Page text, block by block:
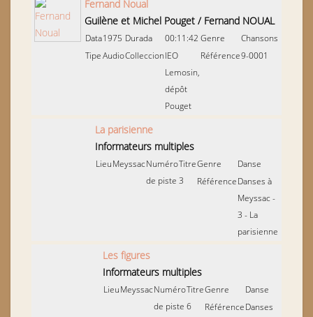
Fernand Noual
Guilène et Michel Pouget / Fernand NOUAL
Data1975
TipeAudio
Durada
00:11:42
ColleccionIEO
Lemosin,
dépôt
Pouget
Genre
Chansons
Référence9-0001
La parisienne
Informateurs multiples
LieuMeyssacNuméro
de piste
Titre
3
Genre
Danse
RéférenceDanses à
Meyssac -
3 - La
parisienne
Les figures
Informateurs multiples
LieuMeyssacNuméro
de piste
Titre
6
Genre
Danse
RéférenceDanses